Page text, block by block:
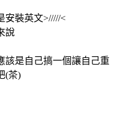
裝英文>/////<
說
該是自己搞一個讓自己重
(茶)